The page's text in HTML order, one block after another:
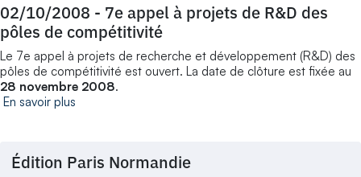
02/10/2008 - 7e appel à projets de R&D des
pôles de compétitivité
Le 7e appel à projets de recherche et développement (R&D) des
pôles de compétitivité est ouvert. La date de clôture est fixée au
28 novembre 2008.
En savoir plus
Édition Paris Normandie